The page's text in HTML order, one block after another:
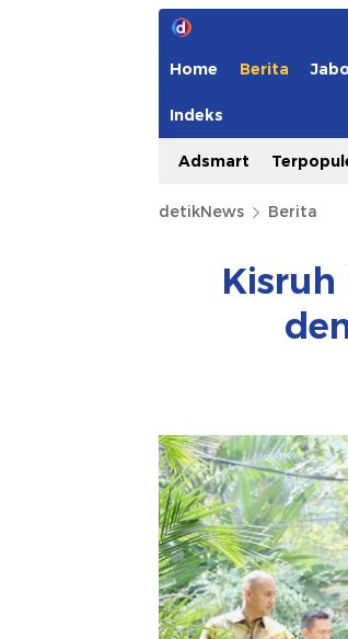
Home Berita
Indeks
Adsmart
detikNews Berita
Kisruh